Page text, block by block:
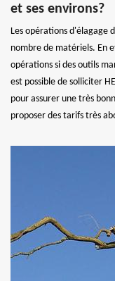
et ses environs?
Les opérations d'élagage
nombre de matériels. En
opérations si des outils
est possible de solliciter
pour assurer une très
proposer des tarifs très